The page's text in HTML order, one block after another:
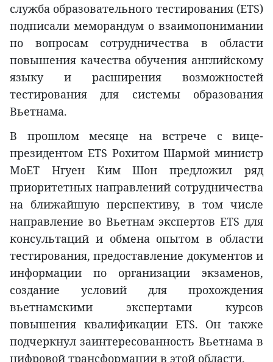
служба образовательного тестирования (ETS)
подписали меморандум о взаимопонимании
по вопросам сотрудничества в области
повышения качества обучения английскому
языку и расширения возможностей
тестирования для системы образования
Вьетнама.
В прошлом месяце на встрече с вице-
президентом ETS Рохитом Шармой министр
MoET Нгуен Ким Шон предложил ряд
приоритетных направлений сотрудничества
на ближайшую перспективу, в том числе
направление во Вьетнам экспертов ETS для
консультаций и обмена опытом в области
тестирования, предоставление документов и
информации по организации экзаменов,
создание условий для прохождения
вьетнамскими экспертами курсов
повышения квалификации ETS. Он также
подчеркнул заинтересованность Вьетнама в
цифровой трансформации в этой области.